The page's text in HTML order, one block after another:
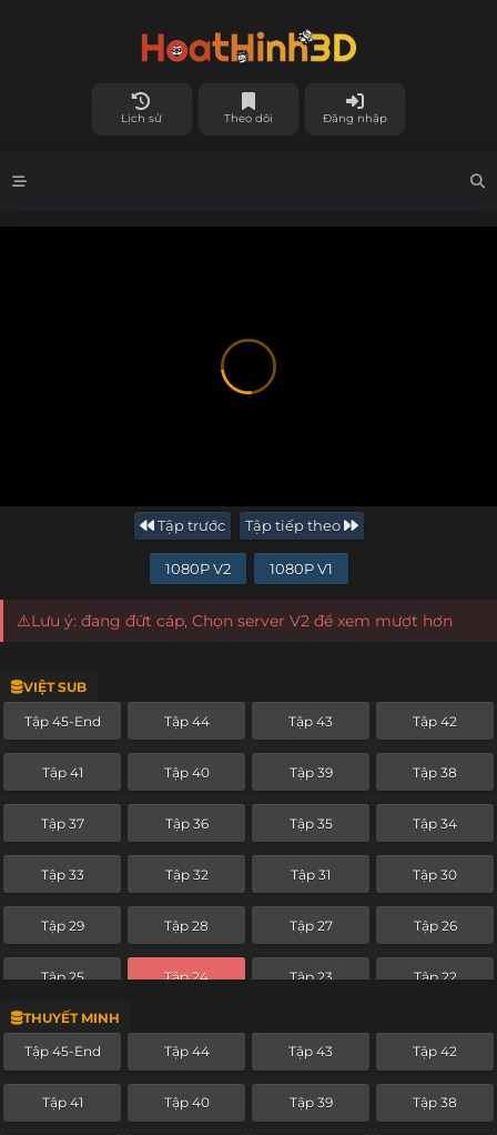
Lịch sử Theo dõi Đăng nhập
Tập trước Tập tiếp theo
1080P V2 1080P V1
⚠️Lưu ý: đang đứt cáp, Chọn server V2 để xem mượt hơn
VIỆT SUB
Tập 45-End Tập 44 Tập 43 Tập 42
Tập 41 Tập 40 Tập 39 Tập 38
Tập 37 Tập 36 Tập 35 Tập 34
Tập 33 Tập 32 Tập 31 Tập 30
Tập 29 Tập 28 Tập 27 Tập 26
Tập 25 Tập 24 Tập 23 Tập 22
Tập 21
THUYẾT MINH
Tập 45-End Tập 44 Tập 43 Tập 42
Tập 41 Tập 40 Tập 39 Tập 38